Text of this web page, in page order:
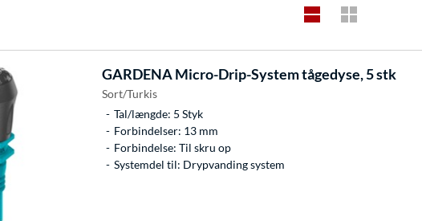
GARDENAMicro-Drip-System tågedyse, 5 stk
Sort/Turkis
Tal/længde: 5 Styk
Forbindelser: 13 mm
Forbindelse: Til skru op
Systemdel til: Drypvanding system